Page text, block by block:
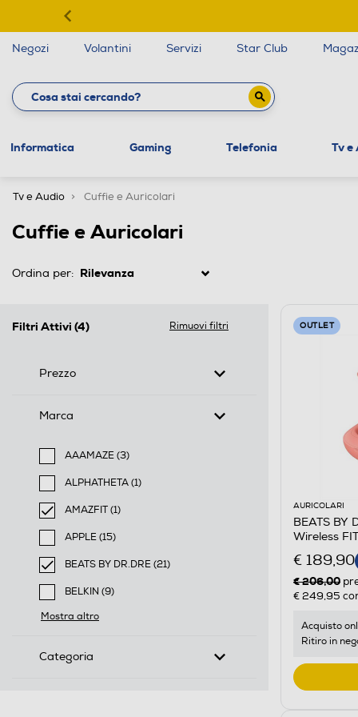
Negozi Volantini Servizi Star Club
Informatica Gaming Telefonia Tv e
Tv e Audio Cuffie e Auricolari
Cuffie e Auricolari
Ordina per:
Filtri Attivi (4) Rimuovi filtri
Prezzo
Marca
AAAMAZE (3)
Filtra per Marca: AAAMAZE
ALPHATHETA (1)
Filtra per Marca: ALPHATHETA
AMAZFIT (1)
selected Filtro applicato per Marca: AMAZFIT
APPLE (15)
Filtra per Marca: APPLE
BEATS BY DR.DRE (21)
selected Filtro applicato per Marca: BEATS BY
BELKIN (9)
Filtra per Marca: BELKIN
Mostra altro
Categoria
OUTLET
AURICOLARI
BEATS BY
Wireless
€ 189,90
€ 206,00
€ 249,95
Acquisto
Ritiro in